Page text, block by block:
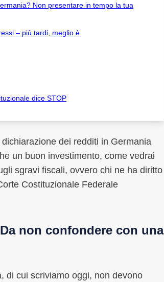
Non presentare in tempo la tua
– più tardi, meglio è
dice STOP
dei redditi in Germania
un buon investimento, come vedrai
sgravi fiscali, ovvero chi ne ha diritto
Costituzionale Federale
non confondere con una
di cui scriviamo oggi, non devono